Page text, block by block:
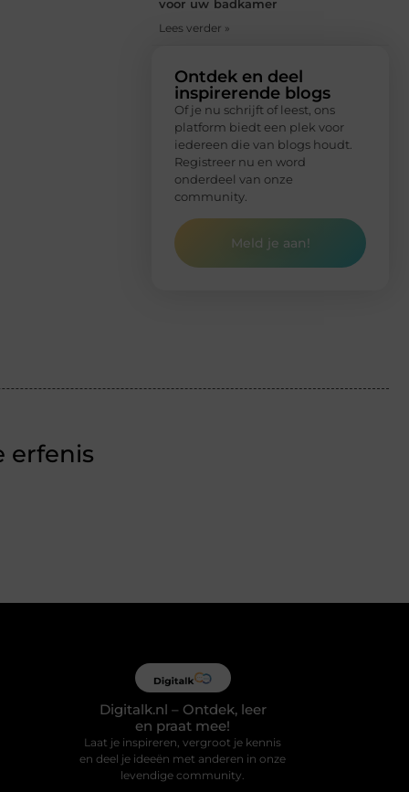
voor uw badkamer
Lees verder »
Ontdek en deel
inspirerende blogs
Of je nu schrijft of leest, ons
platform biedt een plek voor
iedereen die van blogs houdt.
Registreer nu en word
onderdeel van onze
community.
Meld je aan!
erfenis
Digitalk.nl – Ontdek, leer
en praat mee!
Laat je inspireren, vergroot je kennis
en deel je ideeën met anderen in onze
levendige community.